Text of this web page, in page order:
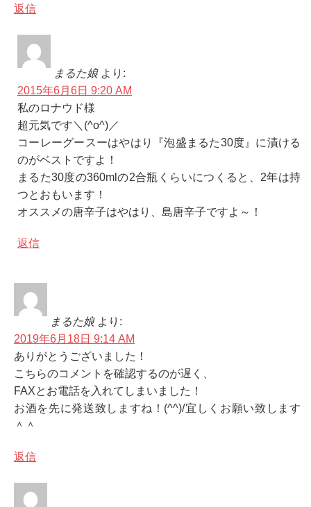
返信
まるた娘 より:
2015年6月6日 9:20 AM
私のロナウド様
超元気です＼(^o^)／
コーレーグースーはやはり『泡盛まるた30度』に漬ける
のがベストですよ！
まるた30度の360mlの2合瓶くらいにつくると、2年は持
つとおもいます！
オススメの唐辛子はやはり、島唐辛子ですよ～！
返信
まるた娘 より:
2019年6月18日 9:14 AM
ありがとうございました！
こちらのコメントを確認するのが遅く、
FAXとお電話を入れてしまいました！
お酒を先に発送致しますね！(^^)/宜しくお願い致します
＾＾
返信